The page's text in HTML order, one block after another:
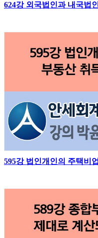
624강 외국법인과 내국법
595강 법인개인의 주택비